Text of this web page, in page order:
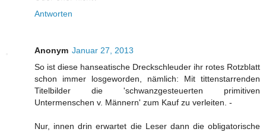
Antworten
Anonym Januar 27, 2013
So ist diese hanseatische Dreckschleuder ihr rotes Rotzblatt
schon immer losgeworden, nämlich: Mit tittenstarrenden
Titelbilder die 'schwanzgesteuerten primitiven
Untermenschen v. Männern' zum Kauf zu verleiten. -
Nur, innen drin erwartet die Leser dann die obligatorische